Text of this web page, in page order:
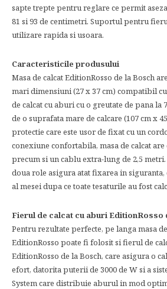
sapte trepte pentru reglare ce permit
81 si 93 de centimetri. Suportul pentru
utilizare rapida si usoara.
Caracteristicile produsului
Masa de calcat EditionRosso de la Bosch
mari dimensiuni (27 x 37 cm) compatibil
de calcat cu aburi cu o greutate de pana la
de o suprafata mare de calcare (107 cm x
protectie care este usor de fixat cu un
conexiune confortabila, masa de calcat
precum si un cablu extra-lung de 2,5
doua role asigura atat fixarea in
al mesei dupa ce toate tesaturile au fost
Fierul de calcat cu aburi EditionRosso
Pentru rezultate perfecte, pe langa masa
EditionRosso poate fi folosit si fierul de
EditionRosso de la Bosch, care asigura o
efort, datorita puterii de 3000 de W si a
System care distribuie aburul in mod